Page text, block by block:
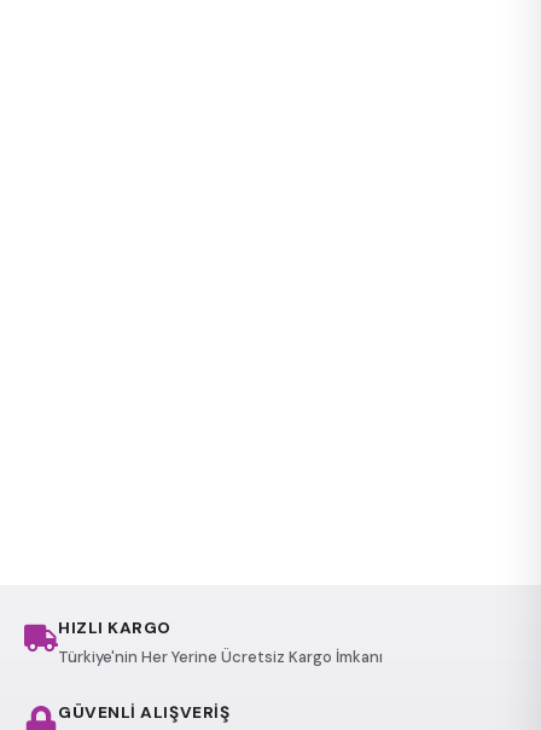
HIZLI KARGO
Türkiye'nin Her Yerine Ücretsiz Kargo İmkanı
GÜVENLİ ALIŞVERİŞ